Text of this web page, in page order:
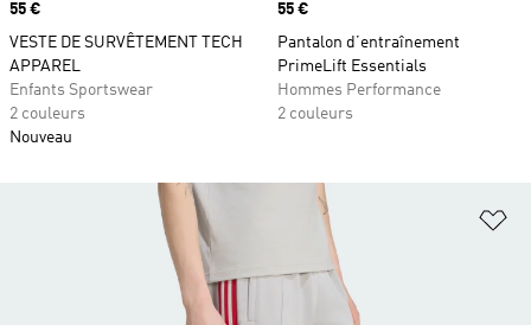
Prix
55 €
VESTE DE SURVÊTEMENT TECH
APPAREL
Enfants Sportswear
2 couleurs
Nouveau
Prix
55 €
Pantalon d’entraînement
PrimeLift Essentials
Hommes Performance
2 couleurs